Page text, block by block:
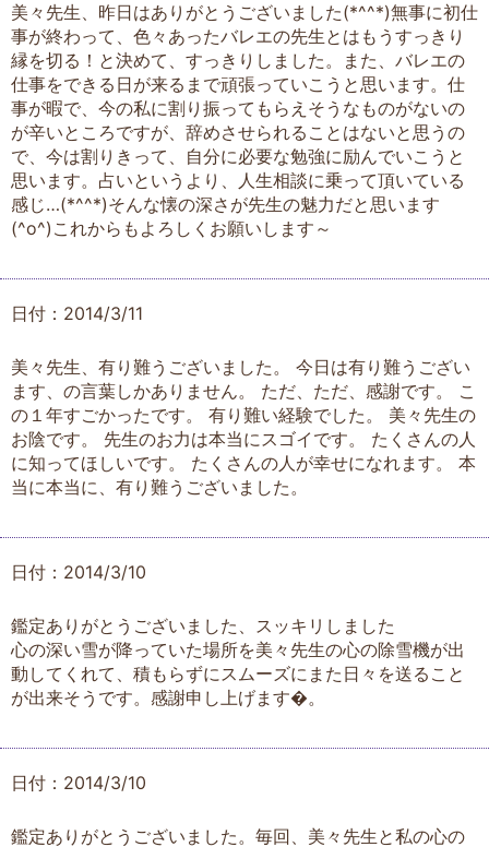
美々先生、昨日はありがとうございました(*^^*)無事に初仕
事が終わって、色々あったバレエの先生とはもうすっきり
縁を切る！と決めて、すっきりしました。また、バレエの
仕事をできる日が来るまで頑張っていこうと思います。仕
事が暇で、今の私に割り振ってもらえそうなものがないの
が辛いところですが、辞めさせられることはないと思うの
で、今は割りきって、自分に必要な勉強に励んでいこうと
思います。占いというより、人生相談に乗って頂いている
感じ…(*^^*)そんな懐の深さが先生の魅力だと思います
(^o^)これからもよろしくお願いします～
日付：2014/3/11
美々先生、有り難うございました。 今日は有り難うござい
ます、の言葉しかありません。 ただ、ただ、感謝です。 こ
の１年すごかったです。 有り難い経験でした。 美々先生の
お陰です。 先生のお力は本当にスゴイです。 たくさんの人
に知ってほしいです。 たくさんの人が幸せになれます。 本
当に本当に、有り難うございました。
日付：2014/3/10
鑑定ありがとうございました、スッキリしました
心の深い雪が降っていた場所を美々先生の心の除雪機が出
動してくれて、積もらずにスムーズにまた日々を送ること
が出来そうです。感謝申し上げます�。
日付：2014/3/10
鑑定ありがとうございました。毎回、美々先生と私の心の